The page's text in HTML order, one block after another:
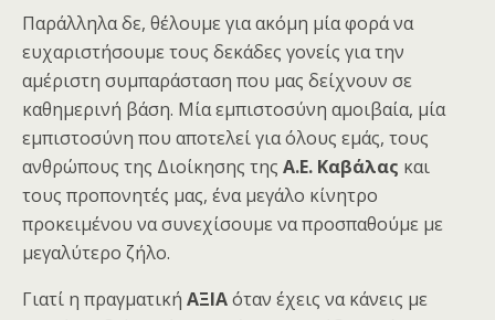
Παράλληλα δε, θέλουμε για ακόμη μία φορά να
ευχαριστήσουμε τους δεκάδες γονείς για την
αμέριστη συμπαράσταση που μας δείχνουν σε
καθημερινή βάση. Μία εμπιστοσύνη αμοιβαία, μία
εμπιστοσύνη που αποτελεί για όλους εμάς, τους
ανθρώπους της Διοίκησης της Α.Ε. Καβάλας και
τους προπονητές μας, ένα μεγάλο κίνητρο
προκειμένου να συνεχίσουμε να προσπαθούμε με
μεγαλύτερο ζήλο.
Γιατί η πραγματική ΑΞΙΑόταν έχεις να κάνεις με